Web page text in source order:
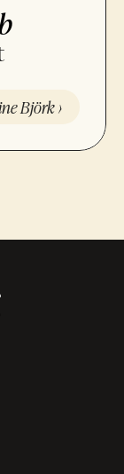
Björk ›